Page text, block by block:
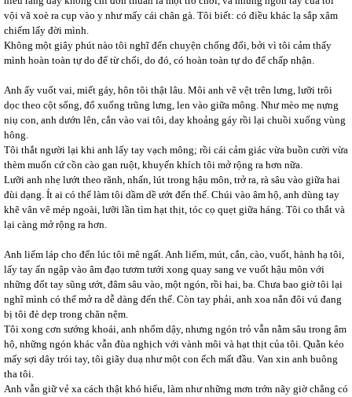
vội vã xoè ra cụp vào y như mấy cái chân gà. Tôi biết: có điều khác lạ sắp xâm
chiếm lấy đời mình.
Không một giây phút nào tôi nghĩ đến chuyện chống đối, bởi vì tôi cảm thấy
mình hoàn toàn tự do để từ chối, do đó, có hoàn toàn tự do để chấp nhận.
Anh ấy vuốt vai, miết gáy, hôn tôi thật lâu. Môi anh vẽ vệt trên lưng, lưỡi trôi
dọc theo cột sống, đổ xuống trũng lưng, len vào giữa mông. Như mèo mẹ nựng
niụ con, anh dướn lên, cắn vào vai tôi, day khoảng gáy rồi lại chuồi xuống vùng
hông.
Tôi thắt người lại khi anh lấy tay vạch mông; rồi cái cảm giác vừa buồn cười vừa
thèm muốn cứ cồn cào gan ruột, khuyến khích tôi mở rộng ra hơn nữa.
Lưỡi anh nhẹ lướt theo rãnh, nhấn, lút trong hậu môn, trở ra, rà sâu vào giữa hai
đùi dạng. Ít ai có thể làm tôi dầm dề ướt đến thế. Chúi vào âm hộ, anh dùng tay
khẽ vân vê mép ngoài, lưỡi lần tìm hạt thịt, tóc cọ quẹt giữa háng. Tôi co thắt và
lại càng mở rộng ra hơn.
Anh liếm láp cho đến lúc tôi mê ngất. Anh liếm, mút, cắn, cào, vuốt, hành hạ tôi,
lấy tay ấn ngập vào âm đạo tươm tưới xong quay sang ve vuốt hậu môn với
những đốt tay sũng ướt, đâm sâu vào, một ngón, rồi hai, ba. Chưa bao giờ tôi lại
nghĩ mình có thể mở ra dễ dàng đến thế. Còn tay phải, anh xoa nắn đôi vú đang
bị tôi đè dẹp trong chăn nệm.
Tôi xong cơn sướng khoái, anh nhổm dậy, nhưng ngón trỏ vẫn nằm sâu trong âm
hộ, những ngón khác vẫn đùa nghịch với vành môi và hạt thịt của tôi. Quằn kéo
mấy sợi dây trói tay, tôi giãy duạ như một con ếch mất đầu. Van xin anh buông
tha tôi.
Anh vẫn giữ vẻ xa cách thật khó hiểu, làm như những mơn trớn nãy giờ chẳng có